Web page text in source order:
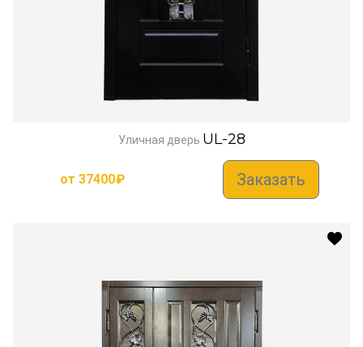
Уличная дверь UL-28
от 37400₽ Заказать